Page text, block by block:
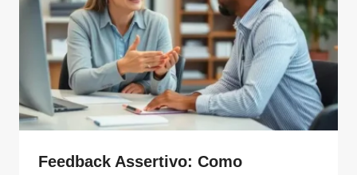
Feedback Assertivo: Como